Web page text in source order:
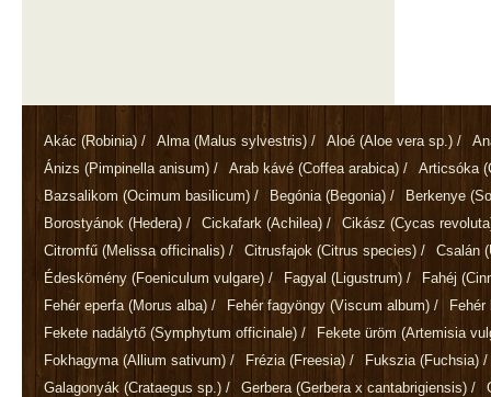
Akác (Robinia) / Alma (Malus sylvestris) / Aloé (Aloe vera sp.) /
Ánizs (Pimpinella anisum) / Arab kávé (Coffea arabica) / Articsóka
Bazsalikom (Ocimum basilicum) / Begónia (Begonia) / Berkenye
Borostyánok (Hedera) / Cickafark (Achilea) / Cikász (Cycas
Citromfű (Melissa officinalis) / Citrusfajok (Citrus species) / Csalán
Édeskömény (Foeniculum vulgare) / Fagyal (Ligustrum) / Fahéj
Fehér eperfa (Morus alba) / Fehér fagyöngy (Viscum album) /
Fekete nadálytő (Symphytum officinale) / Fekete üröm (Artemisia
Fokhagyma (Allium sativum) / Frézia (Freesia) / Fukszia (Fuchsia) /
Galagonyák (Crataegus sp.) / Gerbera (Gerbera x cantabrigiensis) /